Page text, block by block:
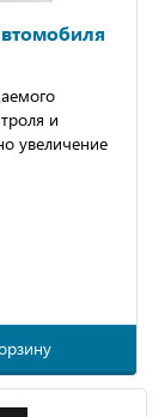
и
увеличение